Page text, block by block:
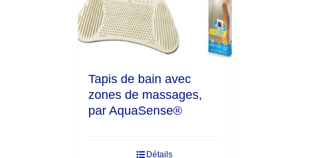
Tapis de bain avec
zones de massages,
par AquaSense®
Détails